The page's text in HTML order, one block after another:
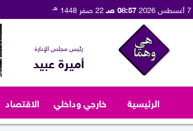
7 أغسطس 2026 08:57 صـ 22 صفر 1448 هـ
رئيس مجلس الإدارة
أميرة عبيد
الرئيسية خارجي وداخلي الاقتصاد